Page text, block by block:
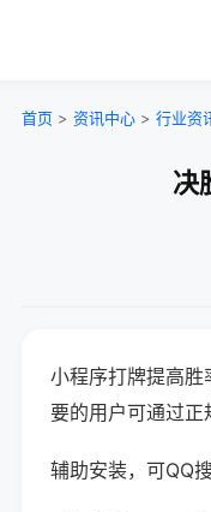
首页 > 资讯中心 > 行业资
决
小程序打牌提高胜
要的用户可通过正
辅助安装，可QQ